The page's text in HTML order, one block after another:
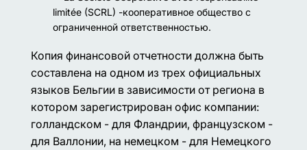
limitée (SCRL) -кооперативное общество с
ограниченной ответственностью.
Копия финансовой отчетности должна быть
составлена на одном из трех официальных
языков Бельгии в зависимости от региона в
котором зарегистрирован офис компании:
голландском - для Фландрии, французском -
для Валлонии, на немецком - для Немецкого